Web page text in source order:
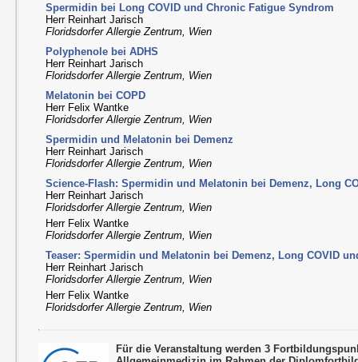
Spermidin bei Long COVID und Chronic Fatigue Syndrom
Herr Reinhart Jarisch
Floridsdorfer Allergie Zentrum, Wien
Polyphenole bei ADHS
Herr Reinhart Jarisch
Floridsdorfer Allergie Zentrum, Wien
Melatonin bei COPD
Herr Felix Wantke
Floridsdorfer Allergie Zentrum, Wien
Spermidin und Melatonin bei Demenz
Herr Reinhart Jarisch
Floridsdorfer Allergie Zentrum, Wien
Science-Flash: Spermidin und Melatonin bei Demenz, Long
Herr Reinhart Jarisch
Floridsdorfer Allergie Zentrum, Wien
Herr Felix Wantke
Floridsdorfer Allergie Zentrum, Wien
Teaser: Spermidin und Melatonin bei Demenz, Long COVID
Herr Reinhart Jarisch
Floridsdorfer Allergie Zentrum, Wien
Herr Felix Wantke
Floridsdorfer Allergie Zentrum, Wien
Für die Veranstaltung werden 3